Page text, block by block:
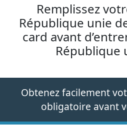
Remplissez
République unie
card avant
République
Obtenez facilement
obligatoire avant